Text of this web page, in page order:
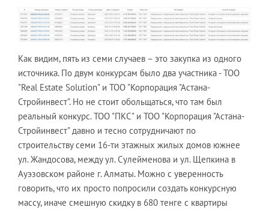
Как видим, пять из семи случаев – это закупка из одного
источника. По двум конкурсам было два участника - ТОО
"Real Estate Solution" и ТОО "Корпорация "Астана-
Стройинвест". Но не стоит обольщаться, что там был
реальный конкурс. ТОО "ПКС" и ТОО "Корпорация "Астана-
Стройинвест" давно и тесно сотрудничают по
строительству семи 16-ти этажных жилых домов южнее
ул. Жандосова, между ул. Сулейменова и ул. Щепкина в
Ауэзовском районе г. Алматы. Можно с уверенность
говорить, что их просто попросили создать конкурсную
массу, иначе смешную скидку в 680 тенге с квартиры